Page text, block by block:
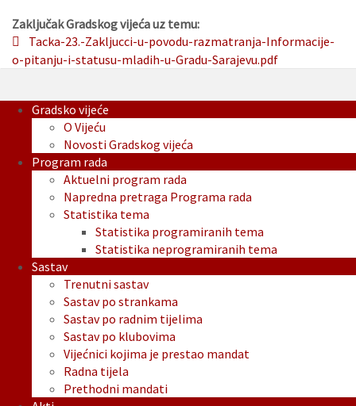
Zaključak Gradskog vijeća uz temu:
Tacka-23.-Zakljucci-u-povodu-razmatranja-Informacije-
o-pitanju-i-statusu-mladih-u-Gradu-Sarajevu.pdf
Gradsko vijeće
O Vijeću
Novosti Gradskog vijeća
Program rada
Aktuelni program rada
Napredna pretraga Programa rada
Statistika tema
Statistika programiranih tema
Statistika neprogramiranih tema
Sastav
Trenutni sastav
Sastav po strankama
Sastav po radnim tijelima
Sastav po klubovima
Vijećnici kojima je prestao mandat
Radna tijela
Prethodni mandati